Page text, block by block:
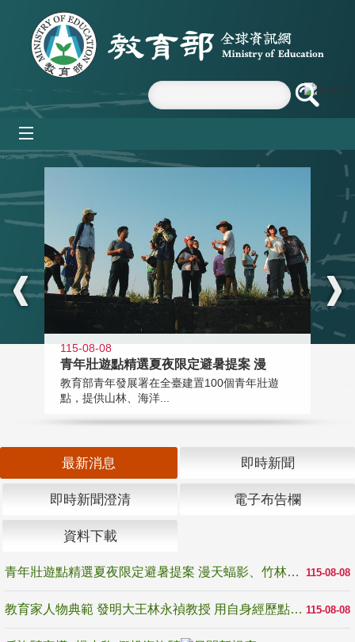
跳到主要內容區塊
:::
115-08-08
青年壯遊點精選夏夜限定避暑提案 漫
教育部青年發展署在全臺建置100個青年壯遊
點，提供山林、海洋...
最新消息 即時新聞
即時新聞澄清 電子布告欄
資料下載
115-08-08
青年壯遊點精選夏夜限定避暑提案 漫天蝠影、竹林尋蛙、茶香夜觀 邀青年暮色出發
115-08-08
教育家人物典範 發明大王林永禎教授 用自身經歷點亮學生的路